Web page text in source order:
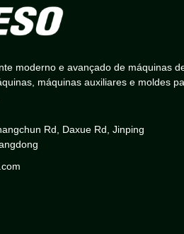
moderno e avançado de máquinas
máquinas auxiliares e moldes
Rd, Daxue Rd, Jinping